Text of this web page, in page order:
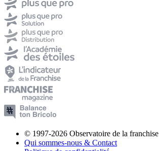
© 1997-2026 Observatoire de la franchise
Qui sommes-nous & Contact